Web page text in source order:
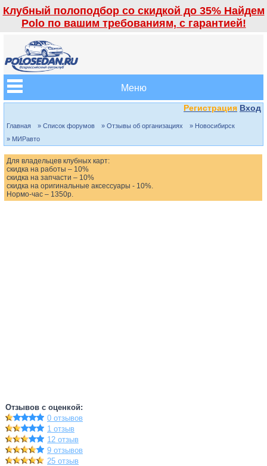
Клубный полоподбор со скидкой до 35% Найдем
Polo по вашим требованиям, с гарантией!
Меню
Регистрация Вход
Главная » Список форумов » Отзывы об организациях
» Новосибирск
» МИРавто
Для владельцев клубных карт:
скидка на работы – 10%
скидка на запчасти – 10%
скидка на оригинальные аксессуары - 10%.
Нормо-час – 1350р.
Отзывов с оценкой:
0 отзывов
1 отзыв
12 отзыв
9 отзывов
25 отзыв